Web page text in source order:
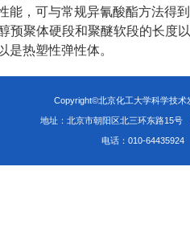
能，可与常规异氰酸酯方法得
预聚体硬段和聚醚软段的长度
是热塑性弹性体。
Copyright©北京化工大学科学技术
地址：北京市朝阳区北三环东路15号
电话：010-64435924